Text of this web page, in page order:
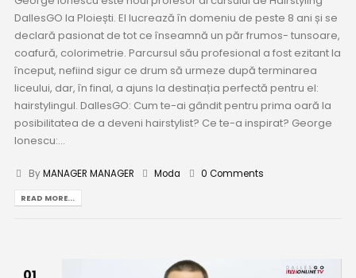
DallesGO la Ploiești. El lucrează în domeniu de peste 8 ani și se
declară pasionat de tot ce înseamnă un păr frumos- tunsoare,
coafură, colorimetrie. Parcursul său profesional a fost ezitant la
început, nefiind sigur ce drum să urmeze după terminarea
liceului, dar, în final, a ajuns la destinația perfectă pentru el:
hairstylingul. DallesGO: Cum te-ai gândit pentru prima oară la
posibilitatea de a deveni hairstylist? Ce te-a inspirat? George
Ionescu:...
ByMANAGER MANAGER Moda 0 Comments
READ MORE...